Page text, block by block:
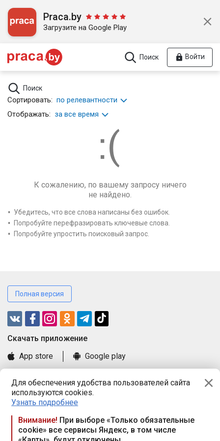
Для обеспечения удобства пользователей сайта
используются cookies.
Узнать подробнее
Внимание! При выборе «Только обязательные
cookie» все сервисы Яндекс, в том числе
Praca.by
Загрузите на Google Play
Поиск Войти
Поиск
Сортировать: по релевантности
Отображать: за все время
К сожалению, по вашему запросу ничего
не найдено.
Убедитесь, что все слова написаны без ошибок.
Попробуйте перефразировать ключевые слова.
Попробуйте упростить поисковый запрос.
Полная версия
Cкачать приложение
App store
Google play
Книга замечаний и предложений
Правила и документы
Praca.by © 2000—2026, ООО «ПРАЦА БАЙ»
Республика Беларусь, 220114, г. Минск, пр-т Независимости
117а, пом. № 9.